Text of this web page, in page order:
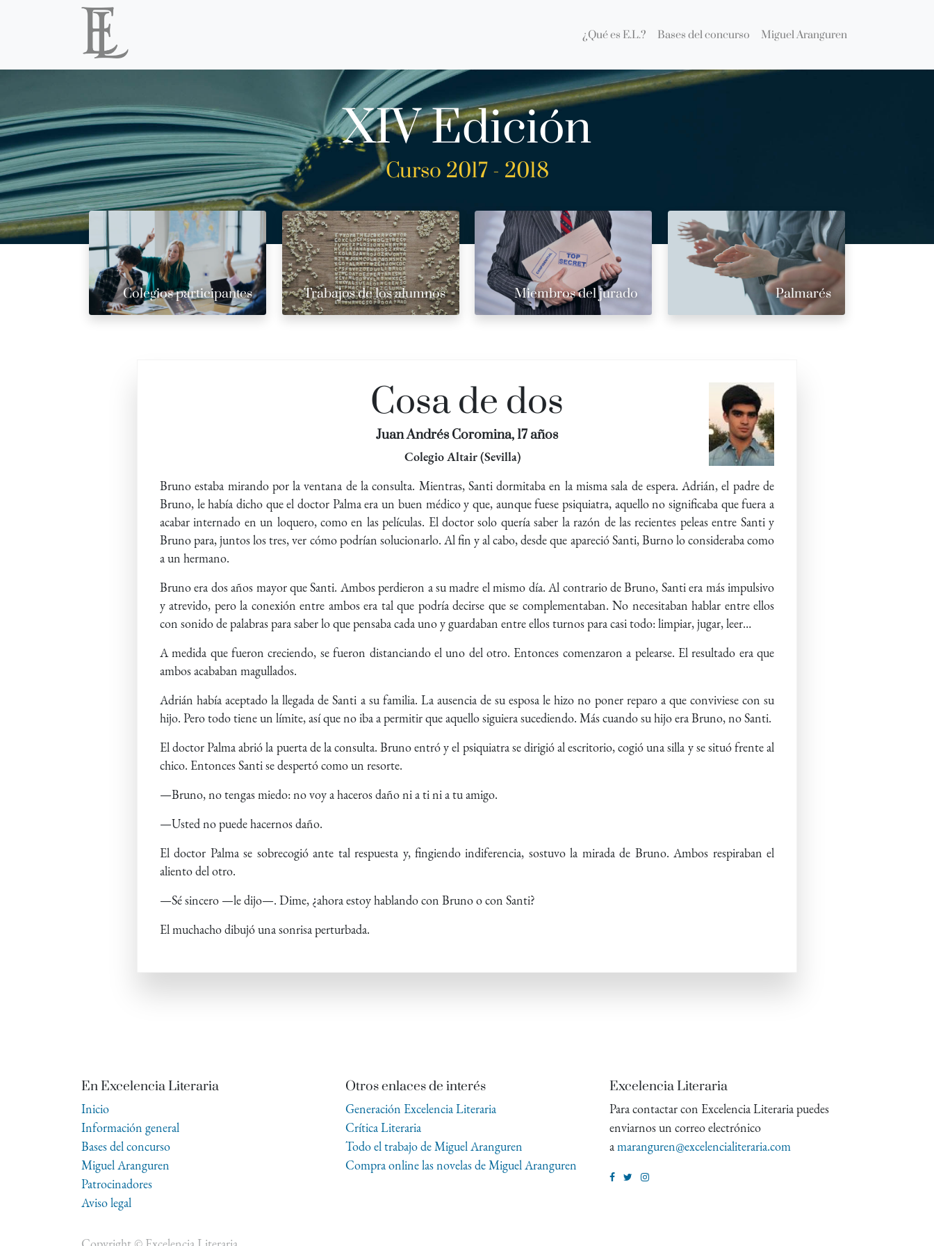
¿Qué es E.L.? Bases del concurso Miguel Aranguren
XIV Edición
Curso 2017 - 2018
Colegios participantes Trabajos de los alumnos Miembros del jurado Palmarés
Cosa de dos
Juan Andrés Coromina, 17 años
Colegio Altair (Sevilla)
Bruno estaba mirando por la ventana de la consulta. Mientras, Santi dormitaba en la misma sala de espera. Adrián, el padre de
Bruno, le había dicho que el doctor Palma era un buen médico y que, aunque fuese psiquiatra, aquello no significaba que fuera a
acabar internado en un loquero, como en las películas. El doctor solo quería saber la razón de las recientes peleas entre Santi y
Bruno para, juntos los tres, ver cómo podrían solucionarlo. Al fin y al cabo, desde que apareció Santi, Burno lo consideraba como
a un hermano.
Bruno era dos años mayor que Santi. Ambos perdieron a su madre el mismo día. Al contrario de Bruno, Santi era más impulsivo
y atrevido, pero la conexión entre ambos era tal que podría decirse que se complementaban. No necesitaban hablar entre ellos
con sonido de palabras para saber lo que pensaba cada uno y guardaban entre ellos turnos para casi todo: limpiar, jugar, leer…
A medida que fueron creciendo, se fueron distanciando el uno del otro. Entonces comenzaron a pelearse. El resultado era que
ambos acababan magullados.
Adrián había aceptado la llegada de Santi a su familia. La ausencia de su esposa le hizo no poner reparo a que conviviese con su
hijo. Pero todo tiene un límite, así que no iba a permitir que aquello siguiera sucediendo. Más cuando su hijo era Bruno, no Santi.
El doctor Palma abrió la puerta de la consulta. Bruno entró y el psiquiatra se dirigió al escritorio, cogió una silla y se situó frente al
chico. Entonces Santi se despertó como un resorte.
—Bruno, no tengas miedo: no voy a haceros daño ni a ti ni a tu amigo.
—Usted no puede hacernos daño.
El doctor Palma se sobrecogió ante tal respuesta y, fingiendo indiferencia, sostuvo la mirada de Bruno. Ambos respiraban el
aliento del otro.
—Sé sincero —le dijo—. Dime, ¿ahora estoy hablando con Bruno o con Santi?
El muchacho dibujó una sonrisa perturbada.
En Excelencia Literaria
Inicio
Información general
Bases del concurso
Miguel Aranguren
Patrocinadores
Aviso legal
Otros enlaces de interés
Generación Excelencia Literaria
Crítica Literaria
Todo el trabajo de Miguel Aranguren
Compra online las novelas de Miguel Aranguren
Excelencia Literaria
Para contactar con Excelencia Literaria puedes
enviarnos un correo electrónico
amaranguren@excelencialiteraria.com